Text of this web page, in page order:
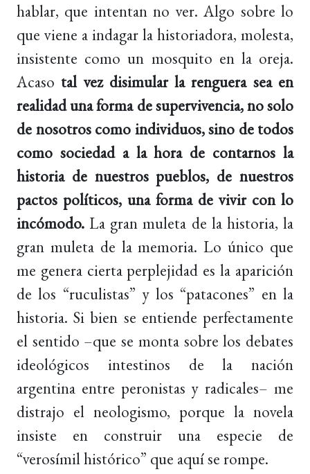
hablar, que intentan no ver. Algo sobre lo
que viene a indagar la historiadora, molesta,
insistente como un mosquito en la oreja.
Acaso tal vez disimular la renguera sea en
realidad una forma de supervivencia, no solo
de nosotros como individuos, sino de todos
como sociedad a la hora de contarnos la
historia de nuestros pueblos, de nuestros
pactos políticos, una forma de vivir con lo
incómodo. La gran muleta de la historia, la
gran muleta de la memoria. Lo único que
me genera cierta perplejidad es la aparición
de los “ruculistas” y los “patacones” en la
historia. Si bien se entiende perfectamente
el sentido –que se monta sobre los debates
ideológicos intestinos de la nación
argentina entre peronistas y radicales– me
distrajo el neologismo, porque la novela
insiste en construir una especie de
“verosímil histórico” que aquí se rompe.